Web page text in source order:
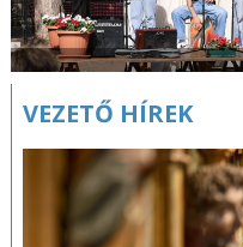
VEZETŐ HÍREK